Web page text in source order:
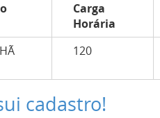
Carga
Horária
120
cadastro!